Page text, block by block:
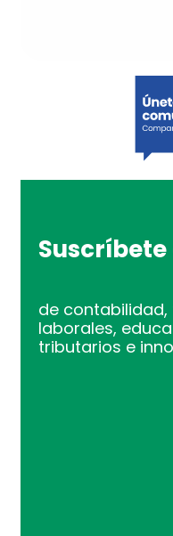
de contabilidad,
laborales,
tributarios e